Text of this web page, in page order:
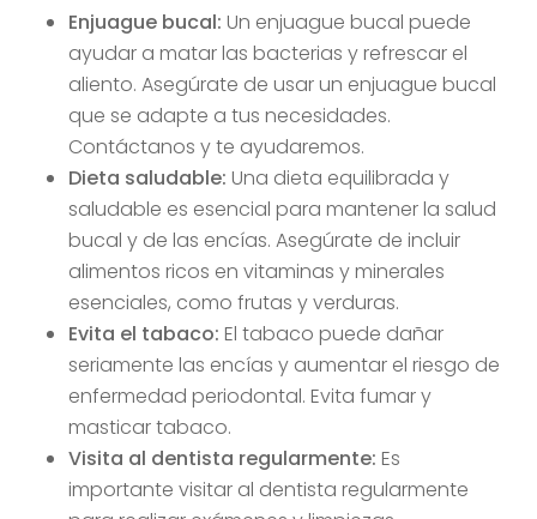
Enjuague bucal: Un enjuague bucal puede
ayudar a matar las bacterias y refrescar el
aliento. Asegúrate de usar un enjuague bucal
que se adapte a tus necesidades.
Contáctanos y te ayudaremos.
Dieta saludable: Una dieta equilibrada y
saludable es esencial para mantener la salud
bucal y de las encías. Asegúrate de incluir
alimentos ricos en vitaminas y minerales
esenciales, como frutas y verduras.
Evita el tabaco: El tabaco puede dañar
seriamente las encías y aumentar el riesgo de
enfermedad periodontal. Evita fumar y
masticar tabaco.
Visita al dentista regularmente: Es
importante visitar al dentista regularmente